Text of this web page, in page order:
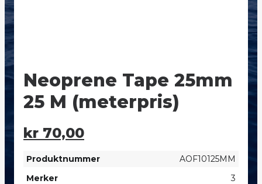
Neoprene Tape 25mm
25 M (meterpris)
kr 70,00
Produktnummer
AOF10125MM
Merker
3